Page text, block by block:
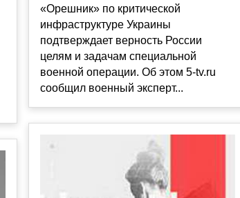
«Орешник» по критической
инфраструктуре Украины
подтверждает верность России
целям и задачам специальной
военной операции. Об этом 5-tv.ru
сообщил военный эксперт...